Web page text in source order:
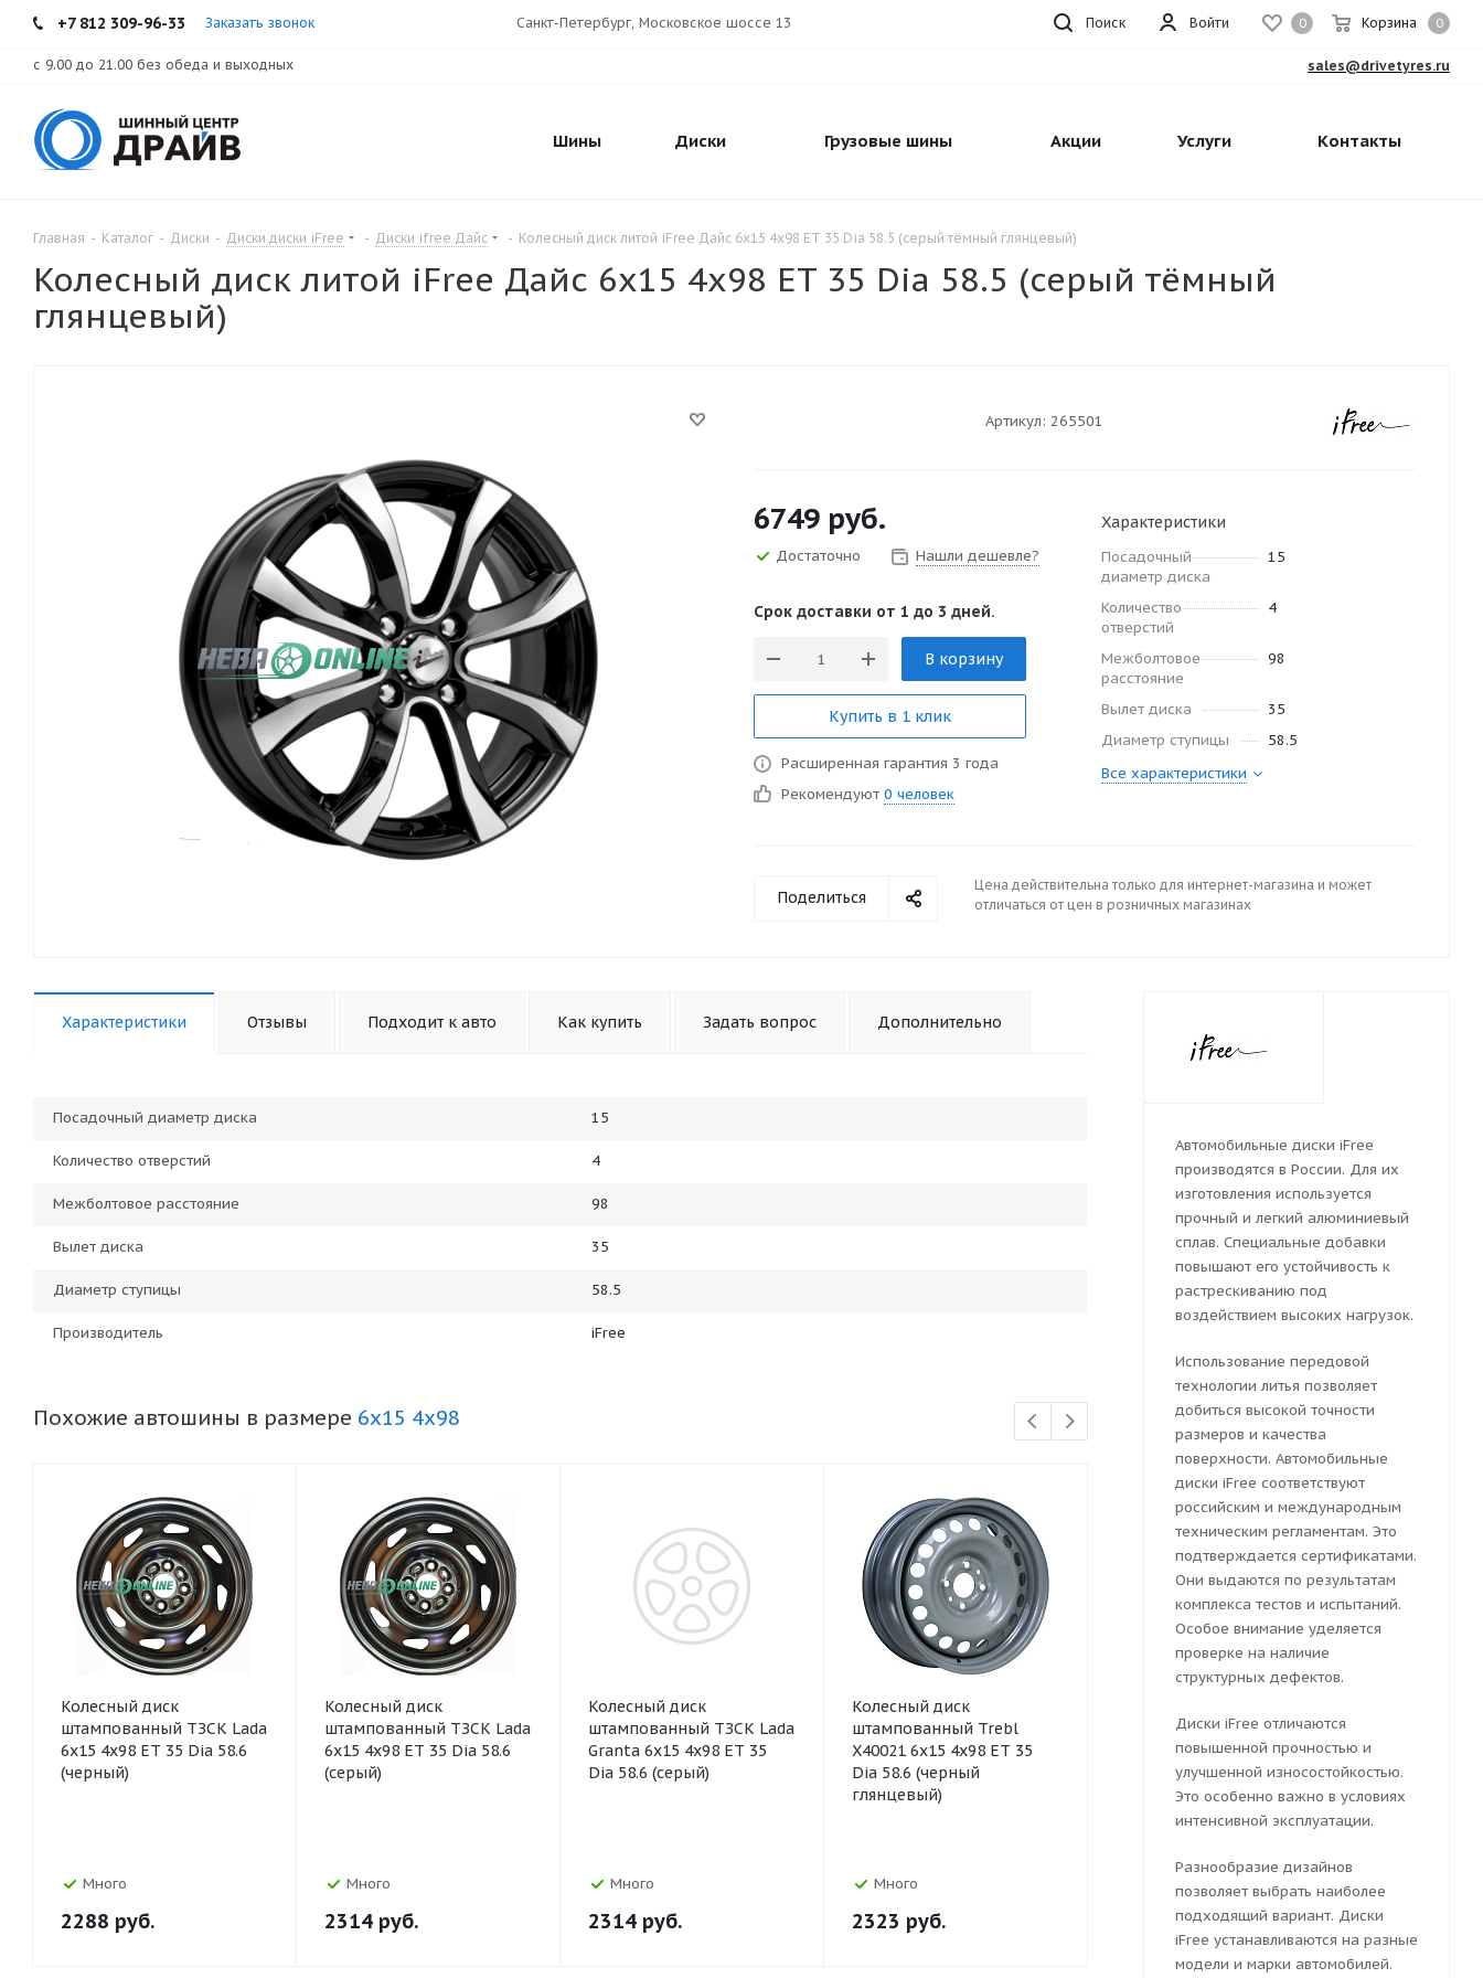
+7 812 309-96-33 Заказать звонок 0 Корзина 0
Войти
Санкт-Петербург, Московское шоссе 13 Поиск
с 9.00 до 21.00 без обеда и выходных sales@drivetyres.ru
Шины Диски Грузовые шины Акции Услуги Контакты
Главная - Каталог - Диски - Диски диски iFree - Диски ifree Дайс - Колесный диск литой iFree Дайс 6x15 4x98 ET 35 Dia 58.5 (серый тёмный глянцевый)
Колесный диск литой iFree Дайс 6x15 4x98 ET 35 Dia 58.5 (серый тёмный
глянцевый)
Артикул: 265501
6749 руб.
Достаточно Нашли дешевле?
Срок доставки от 1 до 3 дней.
В корзину
Купить в 1 клик
Расширенная гарантия 3 года
Рекомендуют 0 человек
Характеристики
Посадочный
диаметр диска
15
Количество
отверстий
4
Межболтовое
расстояние
98
Вылет диска
35
Диаметр ступицы
58.5
Все характеристики
Поделиться
Цена действительна только для интернет-магазина и может
отличаться от цен в розничных магазинах
Характеристики Отзывы Подходит к авто Как купить Задать вопрос Дополнительно
Посадочный диаметр диска 15
Количество отверстий 4
Межболтовое расстояние 98
Вылет диска 35
Диаметр ступицы 58.5
Производитель iFree
Похожие автошины в размере 6x15 4x98
Колесный диск
штампованный ТЗСК Lada
6x15 4x98 ET 35 Dia 58.6
(черный)
Много
2288 руб.
Колесный диск
штампованный ТЗСК Lada
6x15 4x98 ET 35 Dia 58.6
(серый)
Много
2314 руб.
Колесный диск
штампованный ТЗСК Lada
Granta 6x15 4x98 ET 35
Dia 58.6 (серый)
Много
2314 руб.
Колесный диск
штампованный Trebl
X40021 6x15 4x98 ET 35
Dia 58.6 (черный
глянцевый)
Много
2323 руб.
штампованный ТЗСК Lada
6x15 4x98 ET 35 Dia 58.6
(серебристый)
руб.
Dia 58.6
2351
Автомобильные диски iFree
производятся в России. Для их
изготовления используется
прочный и легкий алюминиевый
сплав. Специальные добавки
повышают его устойчивость к
растрескиванию под
воздействием высоких нагрузок.
Использование передовой
технологии литья позволяет
добиться высокой точности
размеров и качества
поверхности. Автомобильные
диски iFree соответствуют
российским и международным
техническим регламентам. Это
подтверждается сертификатами.
Они выдаются по результатам
комплекса тестов и испытаний.
Особое внимание уделяется
проверке на наличие
структурных дефектов.
Диски iFree отличаются
повышенной прочностью и
улучшенной износостойкостью.
Это особенно важно в условиях
интенсивной эксплуатации.
Разнообразие дизайнов
позволяет выбрать наиболее
подходящий вариант. Диски
iFree устанавливаются на разные
модели и марки автомобилей.